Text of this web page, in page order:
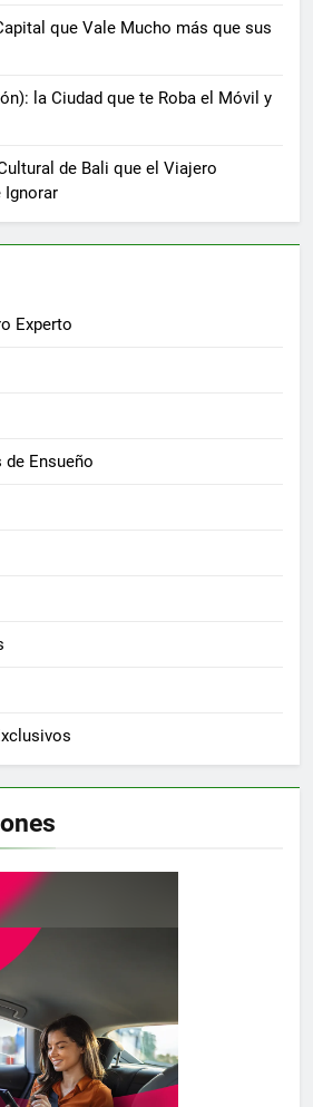
que Vale Mucho más que sus
la Ciudad que te Roba el Móvil y
de Bali que el Viajero
Ignorar
Experto
Ensueño